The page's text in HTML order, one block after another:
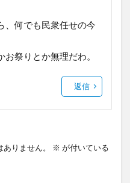
、何でも民衆任せの今
祭りとか無理だわ。
返信
りません。 ※ が付いている